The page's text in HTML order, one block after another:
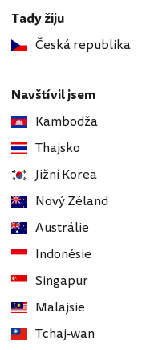
Tady žiju
Česká republika
Navštívil jsem
Kambodža
Thajsko
Jižní Korea
Nový Zéland
Austrálie
Indonésie
Singapur
Malajsie
Tchaj-wan